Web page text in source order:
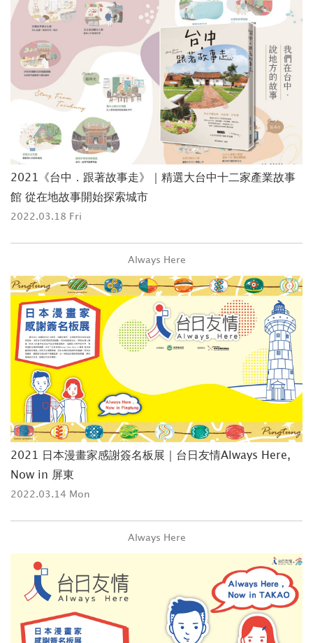
2021《台中．跟著故事走》｜精選大台中十二家產業故事
館 從在地故事開始探索城市
2022.03.18 Fri
Always Here
2021 日本漫畫家感謝簽名板展｜台日友情Always Here,
Now in 屏東
2022.03.14 Mon
Always Here